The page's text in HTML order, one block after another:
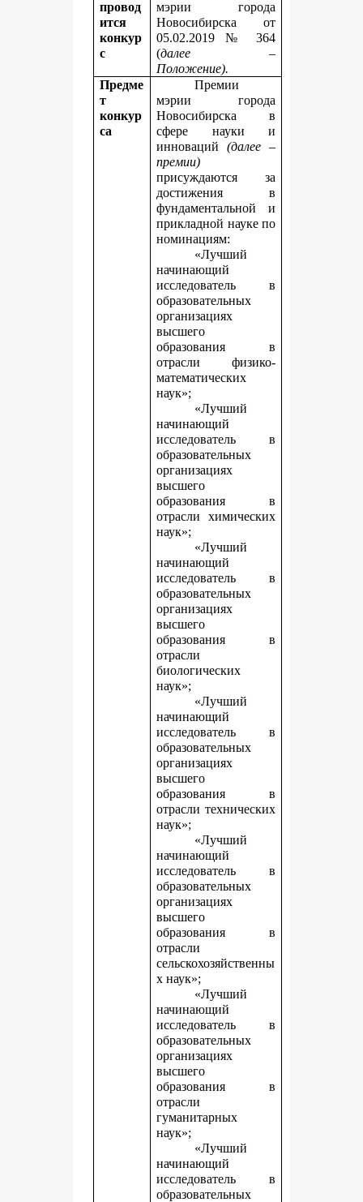
провод
ится
конкур
с
мэрии города
Новосибирска от
05.02.2019 № 364
(далее –
Положение).
Предме
т
конкур
са
Премии
мэрии города
Новосибирска в
сфере науки и
инноваций (далее –
премии)
присуждаются за
достижения в
фундаментальной и
прикладной науке по
номинациям:
«Лучший
начинающий
исследователь в
образовательных
организациях
высшего
образования в
отрасли физико-
математических
наук»;
«Лучший
начинающий
исследователь в
образовательных
организациях
высшего
образования в
отрасли химических
наук»;
«Лучший
начинающий
исследователь в
образовательных
организациях
высшего
образования в
отрасли
биологических
наук»;
«Лучший
начинающий
исследователь в
образовательных
организациях
высшего
образования в
отрасли технических
наук»;
«Лучший
начинающий
исследователь в
образовательных
организациях
высшего
образования в
отрасли
сельскохозяйственны
х наук»;
«Лучший
начинающий
исследователь в
образовательных
организациях
высшего
образования в
отрасли
гуманитарных
наук»;
«Лучший
начинающий
исследователь в
образовательных